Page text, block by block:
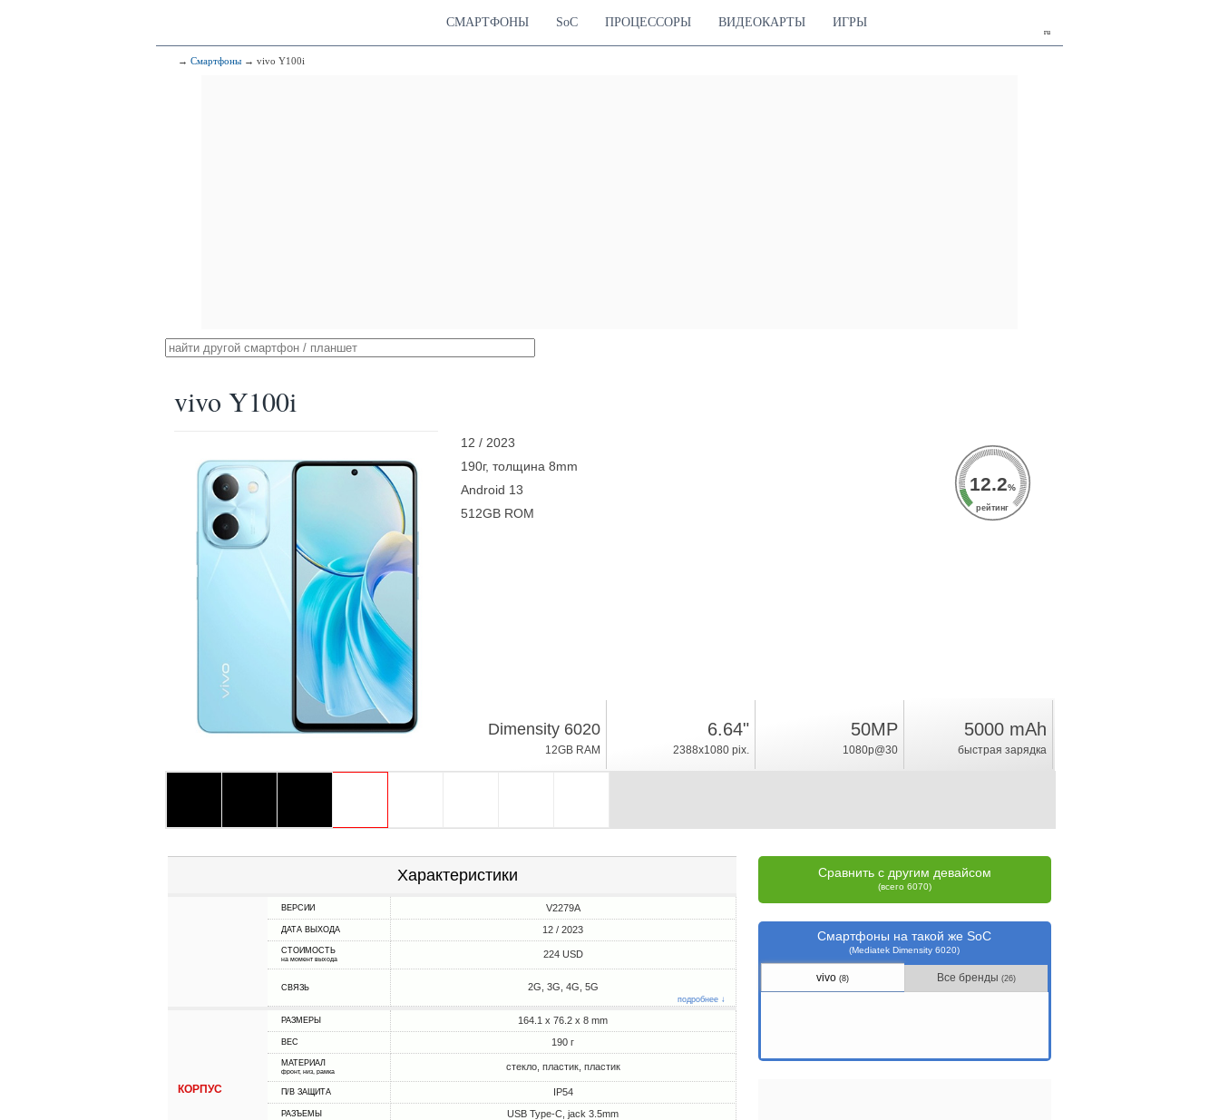
ru
СМАРТФОНЫ SoC ПРОЦЕССОРЫ ВИДЕОКАРТЫ ИГРЫ
→ Смартфоны → vivo Y100i
vivo Y100i
12 / 2023
190г, толщина 8mm
Android 13
512GB ROM
12.2%
рейтинг
Dimensity 6020
12GB RAM
6.64"
2388x1080 pix.
50MP
1080p@30
5000 mAh
быстрая зарядка
Характеристики
ВЕРСИИ V2279A
ДАТА ВЫХОДА 12 / 2023
СТОИМОСТЬ
на момент выхода 224 USD
СВЯЗЬ 2G, 3G, 4G, 5G
подробнее ↓
КОРПУС
РАЗМЕРЫ 164.1 x 76.2 x 8 mm
ВЕС 190 г
МАТЕРИАЛ
фронт, низ, рамка стекло, пластик, пластик
П/В ЗАЩИТА IP54
РАЗЪЕМЫ USB Type-C, jack 3.5mm
Сравнить с другим девайсом
(всего 6070)
Смартфоны на такой же SoC
(Mediatek Dimensity 6020)
vivo(8) Все бренды (26)